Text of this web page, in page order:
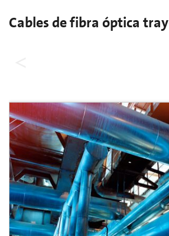
Cables de fibra óptica